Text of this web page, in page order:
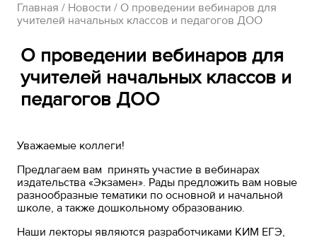
Главная / Новости / О проведении вебинаров для
учителей начальных классов и педагогов ДОО
О проведении вебинаров для
учителей начальных классов и
педагогов ДОО
Уважаемые коллеги!
Предлагаем вам принять участие в вебинарах
издательства «Экзамен». Рады предложить вам новые
разнообразные тематики по основной и начальной
школе, а также дошкольному образованию.
Наши лекторы являются разработчиками КИМ ЕГЭ,